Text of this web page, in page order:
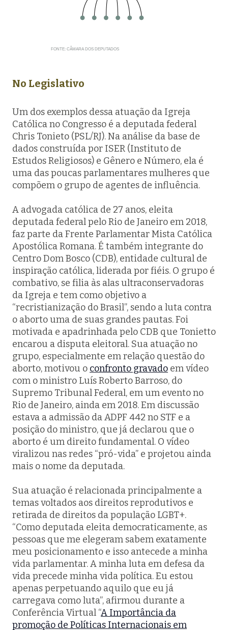
FONTE: CÂMARA DOS DEPUTADOS
No Legislativo
Um dos exemplos dessa atuação da Igreja
Católica no Congresso é a deputada federal
Chris Tonieto (PSL/RJ). Na análise da base de
dados construída por ISER (Instituto de
Estudos Religiosos) e Gênero e Número, ela é
uma das poucas parlamentares mulheres que
compõem o grupo de agentes de influência.
A advogada católica de 27 anos, eleita
deputada federal pelo Rio de Janeiro em 2018,
faz parte da Frente Parlamentar Mista Católica
Apostólica Romana. É também integrante do
Centro Dom Bosco (CDB), entidade cultural de
inspiração católica, liderada por fiéis. O grupo é
combativo, se filia às alas ultraconservadoras
da Igreja e tem como objetivo a
“recristianização do Brasil”, sendo a luta contra
o aborto uma de suas grandes pautas. Foi
motivada e apadrinhada pelo CDB que Tonietto
encarou a disputa eleitoral. Sua atuação no
grupo, especialmente em relação questão do
aborto, motivou o confronto gravado em vídeo
com o ministro Luís Roberto Barroso, do
Supremo Tribunal Federal, em um evento no
Rio de Janeiro, ainda em 2018. Em discussão
estava a admissão da ADPF 442 no STF e a
posição do ministro, que já declarou que o
aborto é um direito fundamental. O vídeo
viralizou nas redes “pró-vida” e projetou ainda
mais o nome da deputada.
Sua atuação é relacionada principalmente a
temas voltados aos direitos reprodutivos e
retirada de direitos da população LGBT+.
“Como deputada eleita democraticamente, as
pessoas que me elegeram sabem exatamente
meu posicionamento e isso antecede a minha
vida parlamentar. A minha luta em defesa da
vida precede minha vida política. Eu estou
apenas perpetuando aquilo que eu já
carregava como luta”, afirmou durante a
Conferência Virtual “A Importância da
promoção de Políticas Internacionais em